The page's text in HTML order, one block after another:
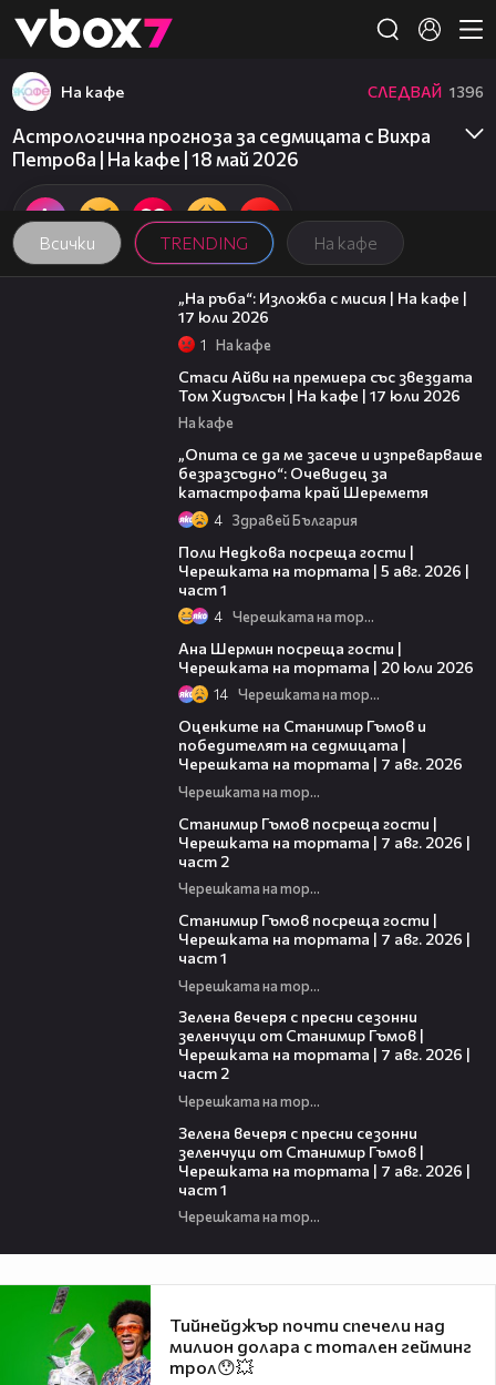
👾
Всички TRENDING На кафе
На кафе СЛЕДВАЙ 1396
Астрологична прогноза за седмицата с Вихра
Петрова | На кафе | 18 май 2026
09:09
„На ръба“: Изложба с мисия | На кафе |
17 юли 2026
1 На кафе
Стаси Айви на премиера със звездата
Том Хидълсън | На кафе | 17 юли 2026
На кафе
„Опита се да ме засече и изпреварваше
безразсъдно“: Очевидец за
катастрофата край Шереметя
4 Здравей България
Поли Недкова посреща гости |
Черешката на тортата | 5 авг. 2026 |
част 1
4 Черешката на тортата
Ана Шермин посреща гости |
Черешката на тортата | 20 юли 2026
14 Черешката на тортата
Оценките на Станимир Гъмов и
победителят на седмицата |
Черешката на тортата | 7 авг. 2026
Черешката на тортата
Станимир Гъмов посреща гости |
Черешката на тортата | 7 авг. 2026 |
част 2
Черешката на тортата
Станимир Гъмов посреща гости |
Черешката на тортата | 7 авг. 2026 |
част 1
Черешката на тортата
Зелена вечеря с пресни сезонни
зеленчуци от Станимир Гъмов |
Черешката на тортата | 7 авг. 2026 |
част 2
Черешката на тортата
Зелена вечеря с пресни сезонни
зеленчуци от Станимир Гъмов |
Черешката на тортата | 7 авг. 2026 |
част 1
Черешката на тортата
Тийнейджър почти спечели над
милион долара с тотален гейминг
трол😯💥